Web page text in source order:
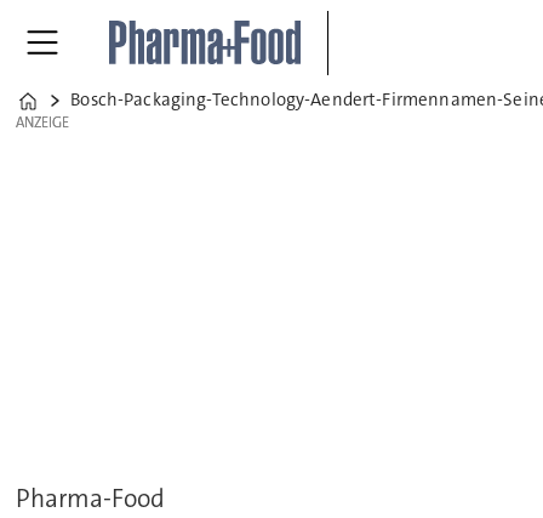
Home
Bosch-Packaging-Technology-Aendert-Firmennamen-
ANZEIGE
ANZEIGE
Pharma-Food